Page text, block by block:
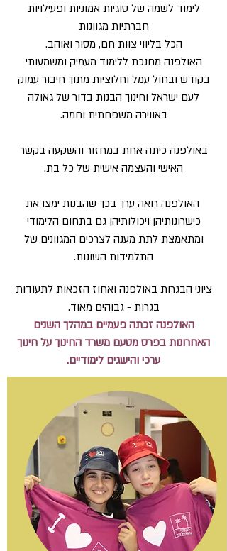
לימוד לשמה של סוגיות אמוניות ופעילויות
חברתיות מגוונות
הכל בליווי צוות חם, מסור ואוהב.
האולפנה מחנכת ללימוד מעמיק ומשמעותי
בקודש ובחול עמל וחלוציות מתוך חיבור עמוק
לעם ישראל וחינוך הבנות בדור של גאולה
באווירה משפחתית וחמה.
באולפנה כיתה אחת במחזור והשקעה בקשר
האישי והעצמה אישית של כל בת.
האולפנה רואה ערך בכך שהבנות ימצו את
כישרונותיהן ויכולותיהן גם בתחום הלימודי
ומתאמצת לתת מענה לצרכים המגוונים של
התלמידות השונות.
ציוני הבגרות באולפנה ואחוז הזכאות לתעודות
בגרות - גבוהים מאוד.
האולפנה זכתה פעמיים במהלך השנים
האחרונות בפרס מטעם משרד החינוך על חינוך
ערכי והישגים לימודיים.